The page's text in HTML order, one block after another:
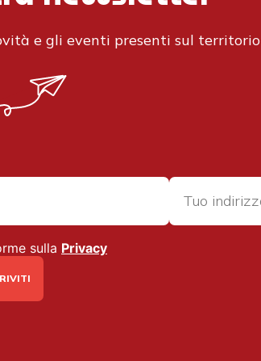
e gli eventi presenti sul territorio
sulla Privacy